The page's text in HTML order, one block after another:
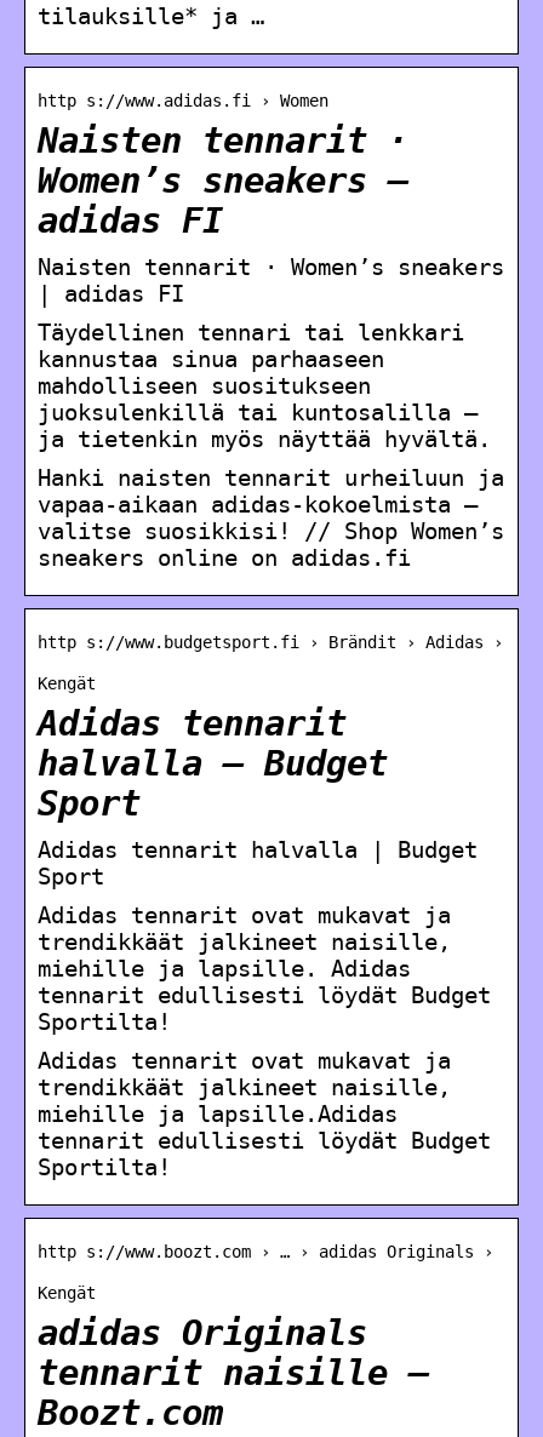
tilauksille* ja …
http s://www.adidas.fi › Women
Naisten tennarit ·
Women’s sneakers –
adidas FI
Naisten tennarit · Women’s sneakers
| adidas FI
Täydellinen tennari tai lenkkari
kannustaa sinua parhaaseen
mahdolliseen suositukseen
juoksulenkillä tai kuntosalilla –
ja tietenkin myös näyttää hyvältä.
Hanki naisten tennarit urheiluun ja
vapaa-aikaan adidas-kokoelmista –
valitse suosikkisi! // Shop Women’s
sneakers online on adidas.fi
http s://www.budgetsport.fi › Brändit › Adidas ›
Kengät
Adidas tennarit
halvalla – Budget
Sport
Adidas tennarit halvalla | Budget
Sport
Adidas tennarit ovat mukavat ja
trendikkäät jalkineet naisille,
miehille ja lapsille. Adidas
tennarit edullisesti löydät Budget
Sportilta!
Adidas tennarit ovat mukavat ja
trendikkäät jalkineet naisille,
miehille ja lapsille.Adidas
tennarit edullisesti löydät Budget
Sportilta!
http s://www.boozt.com › … › adidas Originals ›
Kengät
adidas Originals
tennarit naisille –
Boozt.com